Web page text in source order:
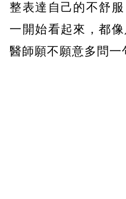
整表達自己的不舒
一開始看起來，都
醫師願不願意多問一